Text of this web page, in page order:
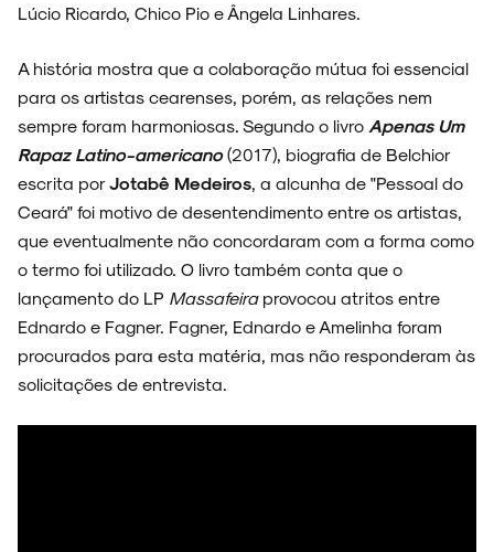
Lúcio Ricardo, Chico Pio e Ângela Linhares.
A história mostra que a colaboração mútua foi essencial
para os artistas cearenses, porém, as relações nem
sempre foram harmoniosas. Segundo o livro Apenas Um
Rapaz Latino-americano(2017), biografia de Belchior
escrita porJotabê Medeiros , a alcunha de "Pessoal do
Ceará" foi motivo de desentendimento entre os artistas,
que eventualmente não concordaram com a forma como
o termo foi utilizado. O livro também conta que o
lançamento do LP Massafeiraprovocou atritos entre
Ednardo e Fagner. Fagner, Ednardo e Amelinha foram
procurados para esta matéria, mas não responderam às
solicitações de entrevista.